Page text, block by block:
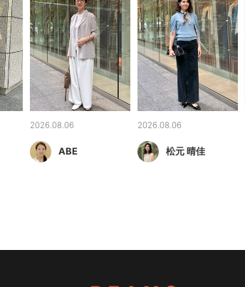
2026.08.06
ABE
2026.08.06
松元 晴佳